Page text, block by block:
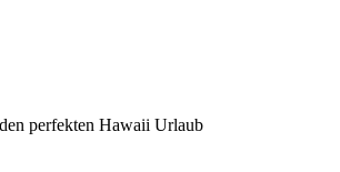
perfekten Hawaii Urlaub